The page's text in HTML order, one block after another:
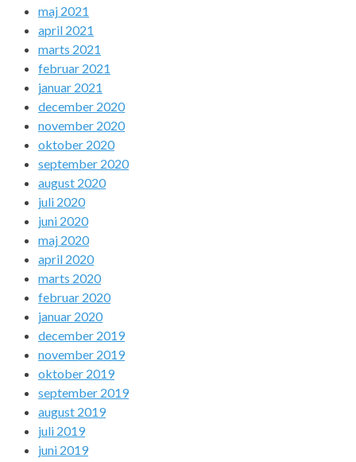
maj 2021
april 2021
marts 2021
februar 2021
januar 2021
december 2020
november 2020
oktober 2020
september 2020
august 2020
juli 2020
juni 2020
maj 2020
april 2020
marts 2020
februar 2020
januar 2020
december 2019
november 2019
oktober 2019
september 2019
august 2019
juli 2019
juni 2019